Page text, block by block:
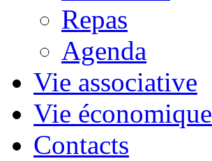
Repas
Agenda
Vie associative
Vie économique
Contacts